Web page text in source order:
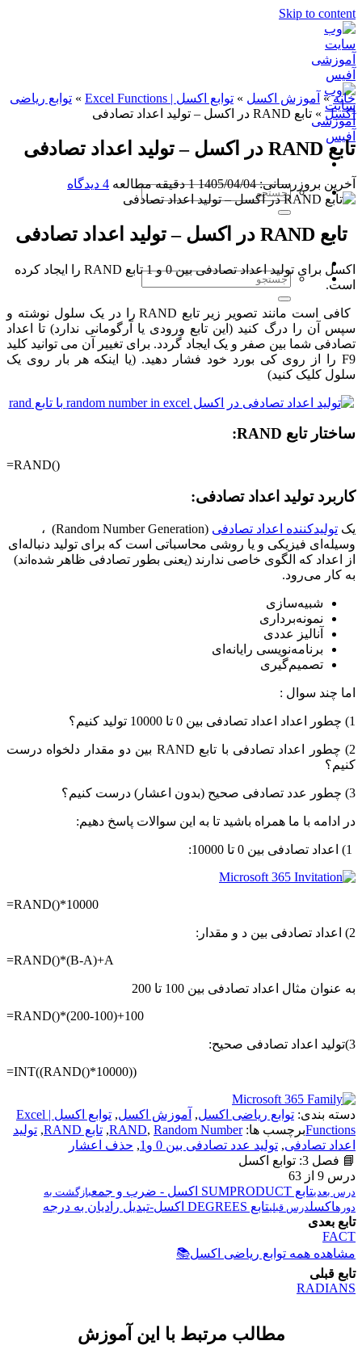
Skip to content
خانه» آموزش اکسل » توابع اکسل | Excel Functions » توابع ریاضی
اکسل » تابع RAND در اکسل – تولید اعداد تصادفی
تابع RAND در اکسل – تولید اعداد تصادفی
آخرین بروزرسانی: 1405/04/04 1 دقیقه مطالعه 4 دیدگاه
تابع RAND در اکسل – تولید اعداد تصادفی
اکسل برای تولید اعداد تصادفی بین 0 و 1 تابع RAND را ایجاد کرده
است.
کافی است مانند تصویر زیر تابع RAND را در یک سلول نوشته و
سپس آن را درگ کنید (این تابع ورودی یا آرگومانی ندارد) تا اعداد
تصادفی شما بین صفر و یک ایجاد گردد. برای تغییر آن می توانید کلید
F9 را از روی کی بورد خود فشار دهید. (یا اینکه هر بار روی یک
سلول کلیک کنید)
ساختار تابع RAND:
=RAND()
کاربرد تولید اعداد تصادفی:
یک تولیدکننده اعداد تصادفی (Random Number Generation)
،
وسیله‌ای فیزیکی و یا روشی محاسباتی است که برای تولید دنباله‌ای
از اعداد که الگوی خاصی ندارند (یعنی بطور تصادفی ظاهر شده‌اند)
به کار می‌رود.
شبیه‌سازی
نمونه‌برداری
آنالیز عددی
برنامه‌نویسی رایانه‌ای
تصمیم‌گیری
اما چند سوال :
1) چطور اعداد اعداد تصادفی بین 0 تا 10000 تولید کنیم؟
2) چطور اعداد تصادفی با تابع RAND بین دو مقدار دلخواه درست
کنیم؟
3) چطور عدد تصادفی صحیح (بدون اعشار) درست کنیم؟
در ادامه با ما همراه باشید تا به این سوالات پاسخ دهیم:
=RAND()*10000
2) اعداد تصادفی بین د و مقدار:
=RAND()*(B-A)+A
به عنوان مثال اعداد تصادفی بین 100 تا 200
=RAND()*(200-100)+100
3)تولید اعداد تصادفی صحیح:
=INT((RAND()*10000))
دسته بندی: توابع ریاضی اکسل, آموزش اکسل,
توابع اکسل | Excel
Functionsبرچسب ها: RAND, Random Number
, تابع RAND , تولید
اعداد تصادفی, تولید عدد تصادفی بین 0 و1 , حذف اعشار
📘 فصل 3: توابع اکسل
درس 9 از 63
درس بعدیتابع SUMPRODUCT اکسل - ضرب و جمع
بازگشت به
دورهاکسلدرس قبلیتابع DEGREES اکسل-تبدیل رادیان به درجه
تابع بعدی
FACT
مشاهده همه توابع ریاضی اکسل📚
تابع قبلی
RADIANS
مطالب مرتبط با این آموزش